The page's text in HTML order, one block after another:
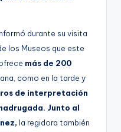
durante su visita
los Museos que este
más de 200
como en la tarde y
de interpretación
Junto al
la regidora también